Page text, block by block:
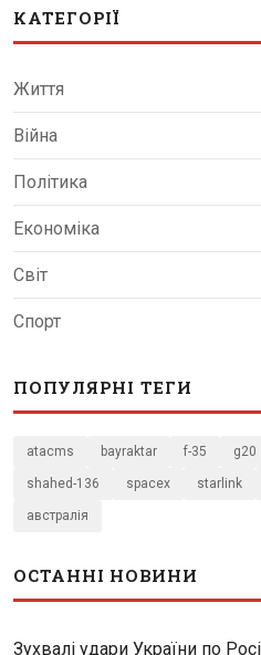
КАТЕГОРІЇ
Життя
Війна
Політика
Економіка
Світ
Спорт
ПОПУЛЯРНІ ТЕГИ
atacms bayraktar f-35 g20
shahed-136 spacex starlink
австралія
ОСТАННІ НОВИНИ
Зухвалі удари України по